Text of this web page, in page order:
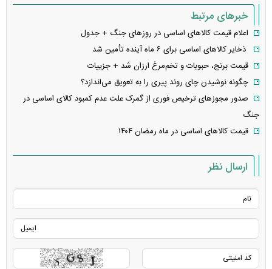
خبرهای مرتبط
اعلام قیمت کالا‌های اساسی در روز‌های جنگ + جدول
ذخایر کالا‌های اساسی برای ۶ ماه آینده تأمین شد
قیمت برنج، حبوبات و تخم‌مرغ ارزان شد + جزییات
چگونه نوشیدن چای روند پیری را به تعویق می‌اندازد؟
صدور مجوزهای ترخیص فوری از گمرک علت عدم کمبود کالای اساسی در
جنگ
قیمت کالاهای اساسی در ماه رمضان ۱۴۰۴
ارسال نظر